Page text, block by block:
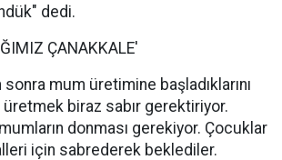
dedi.
ÇANAKKALE'
mum üretimine başladıklarını
biraz sabır gerektiriyor.
donması gerekiyor. Çocuklar
için sabrederek beklediler.